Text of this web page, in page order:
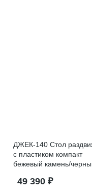
ДЖЕК-140 Стол
с пластиком компакт
бежевый камень/
49 390 ₽